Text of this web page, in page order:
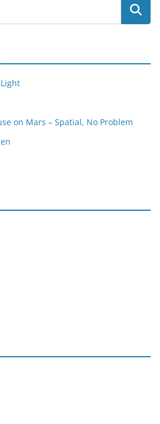
on Mars – Spatial, No Problem